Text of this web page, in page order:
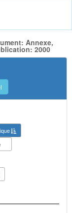
Annexe,
2000